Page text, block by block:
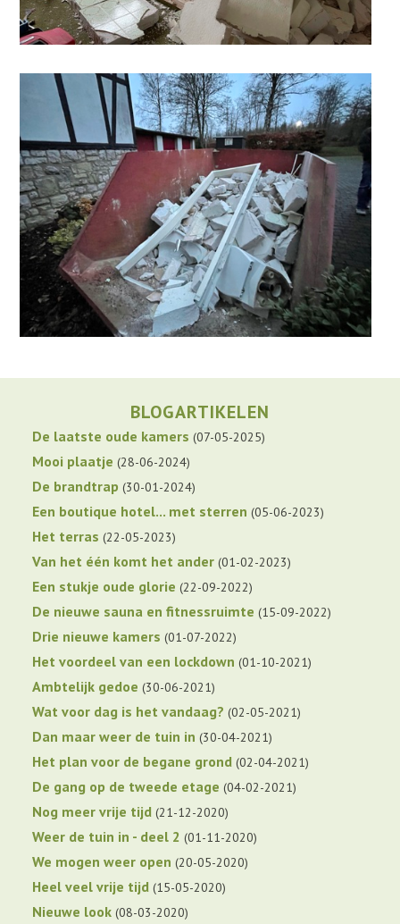
BLOGARTIKELEN
De laatste oude kamers 07-05-2025
Mooi plaatje 28-06-2024
De brandtrap 30-01-2024
Een boutique hotel... met sterren 05-06-2023
Het terras 22-05-2023
Van het één komt het ander 01-02-2023
Een stukje oude glorie 22-09-2022
De nieuwe sauna en fitnessruimte 15-09-2022
Drie nieuwe kamers 01-07-2022
Het voordeel van een lockdown 01-10-2021
Ambtelijk gedoe 30-06-2021
Wat voor dag is het vandaag? 02-05-2021
Dan maar weer de tuin in 30-04-2021
Het plan voor de begane grond 02-04-2021
De gang op de tweede etage 04-02-2021
Nog meer vrije tijd 21-12-2020
Weer de tuin in - deel 2 01-11-2020
We mogen weer open 20-05-2020
Heel veel vrije tijd 15-05-2020
Nieuwe look 08-03-2020